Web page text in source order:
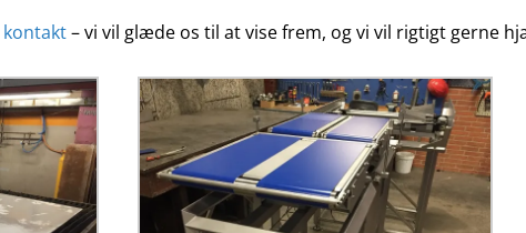
kontakt– vi vil glæde os til at vise frem, og vi vil rigtigt gerne